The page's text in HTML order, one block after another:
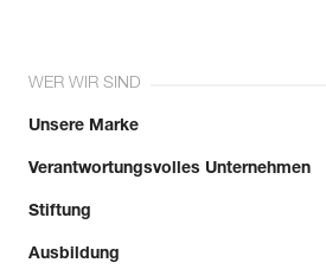
WER WIR SIND
Unsere Marke
Verantwortungsvolles Unternehmen
Stiftung
Ausbildung